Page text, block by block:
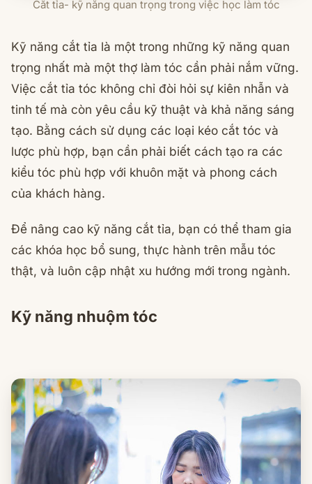
Cắt tỉa- kỹ năng quan trọng trong việc học làm tóc
Kỹ năng cắt tỉa là một trong những kỹ năng quan
trọng nhất mà một thợ làm tóc cần phải nắm vững.
Việc cắt tỉa tóc không chỉ đòi hỏi sự kiên nhẫn và
tinh tế mà còn yêu cầu kỹ thuật và khả năng sáng
tạo. Bằng cách sử dụng các loại kéo cắt tóc và
lược phù hợp, bạn cần phải biết cách tạo ra các
kiểu tóc phù hợp với khuôn mặt và phong cách
của khách hàng.
Để nâng cao kỹ năng cắt tỉa, bạn có thể tham gia
các khóa học bổ sung, thực hành trên mẫu tóc
thật, và luôn cập nhật xu hướng mới trong ngành.
Kỹ năng nhuộm tóc